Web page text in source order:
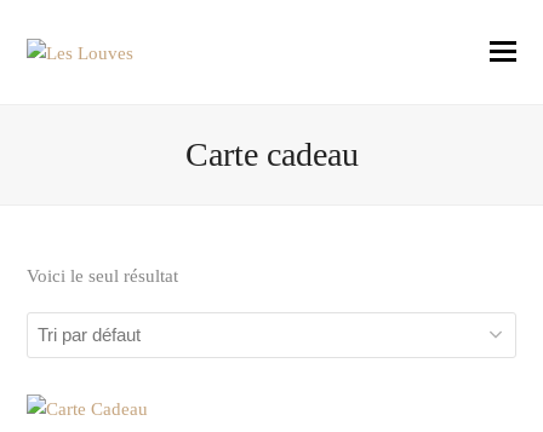
Carte cadeau
Voici le seul résultat